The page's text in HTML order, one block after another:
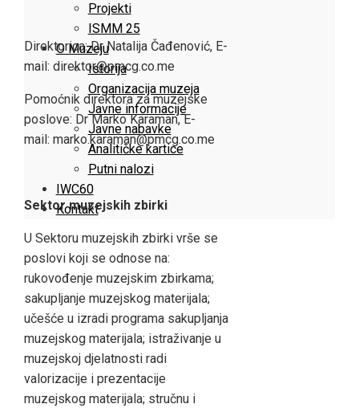
Projekti
ISMM 25
O Muzeju
Istorija
Organizacija muzeja
Javne informacije
Javne nabavke
Analitičke kartice
Putni nalozi
IWC60
Kontakt
Direktorica: Dr Natalija Čađenović, E-
mail: direktor@pmcg.co.me
Pomoćnik direktora za muzejske
poslove: Dr Marko Karaman, E-
mail: marko.karaman@pmcg.co.me
Sektor muzejskih zbirki
U Sektoru muzejskih zbirki vrše se
poslovi koji se odnose na:
rukovođenje muzejskim zbirkama;
sakupljanje muzejskog materijala;
učešće u izradi programa sakupljanja
muzejskog materijala; istraživanje u
muzejskoj djelatnosti radi
valorizacije i prezentacije
muzejskog materijala; stručnu i